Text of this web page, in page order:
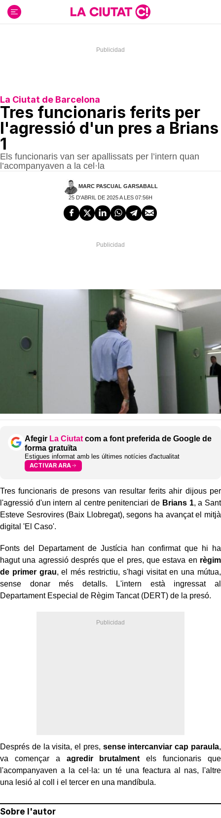
contenido
La Ciutat de Barcelona
Tres funcionaris ferits per
l'agressió d'un pres a Brians
1
Els funcionaris van ser apallissats per l’intern quan
l’acompanyaven a la cel·la
MARC PASCUAL GARSABALL
25 D'ABRIL DE 2025 A LES 07:56H
Afegir La Ciutat com a font preferida de Google de
forma gratuïta
Estigues informat amb les últimes notícies d'actualitat
ACTIVAR ARA
Tres funcionaris de presons van resultar ferits ahir dijous per
l'agressió d'un intern al centre penitenciari de Brians 1, a Sant
Esteve Sesrovires (Baix Llobregat), segons ha avançat el mitjà
digital 'El Caso'.
Fonts del Departament de Justícia han confirmat que hi ha
hagut una agressió després que el pres, que estava en règim
de primer grau, el més restrictiu, s'hagi visitat en una mútua,
sense donar més detalls. L'intern està ingressat al
Departament Especial de Règim Tancat (DERT) de la presó.
Després de la visita, el pres, sense intercanviar cap paraula,
va començar a agredir brutalment els funcionaris que
l'acompanyaven a la cel·la: un té una feactura al nas, l'altre
una lesió al coll i el tercer en una mandíbula.
Sobre l'autor